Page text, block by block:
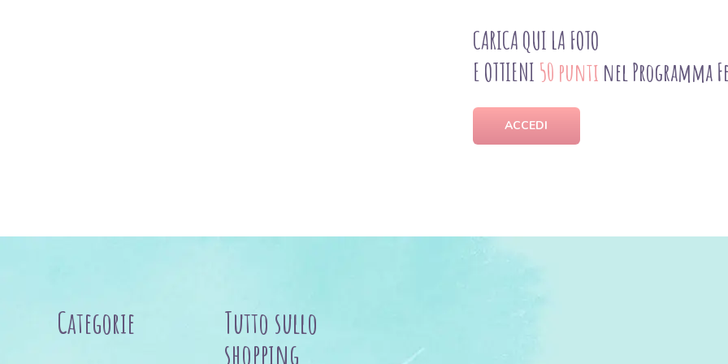
CARICA QUI LA FOTO
E OTTIENI 50 punti nel Programma
ACCEDI
Categorie
Tutto sullo
shopping